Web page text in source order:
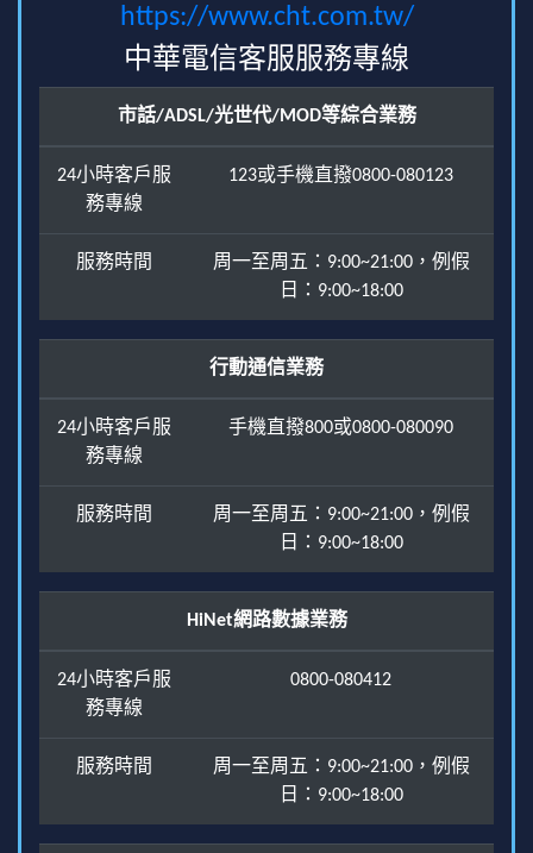
https://www.cht.com.tw/
中華電信客服服務專線
市話/ADSL/光世代/MOD等綜合業務
24小時客戶服
務專線
123或手機直撥0800-080123
服務時間
周一至周五：9:00~21:00，例假
日：9:00~18:00
行動通信業務
24小時客戶服
務專線
手機直撥800或0800-080090
服務時間
周一至周五：9:00~21:00，例假
日：9:00~18:00
HiNet網路數據業務
24小時客戶服
務專線
0800-080412
服務時間
周一至周五：9:00~21:00，例假
日：9:00~18:00